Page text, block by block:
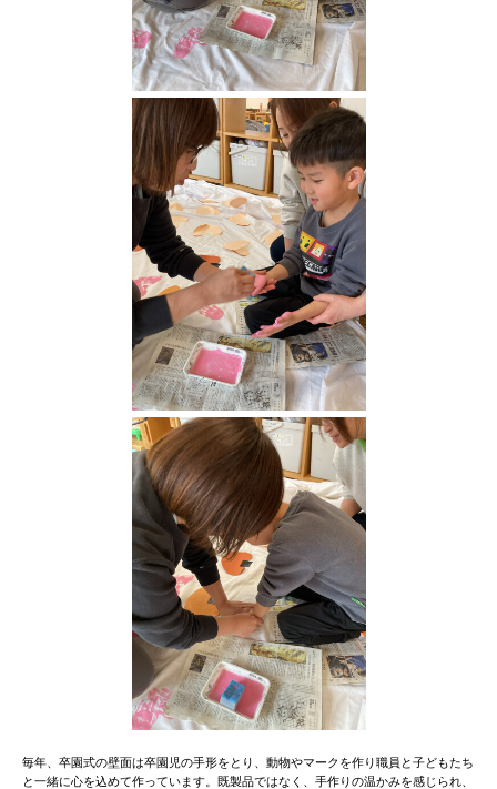
毎年、卒園式の壁面は卒園児の手形をとり、動物やマークを作り職員と子どもたち
と一緒に心を込めて作っています。既製品ではなく、手作りの温かみを感じられ、